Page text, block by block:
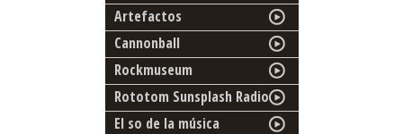
Artefactos
Cannonball
Rockmuseum
Rototom Sunsplash Radio
El so de la música